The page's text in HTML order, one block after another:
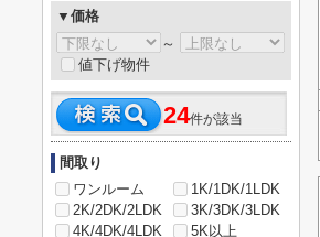
▼価格
～
値下げ物件
24件が該当
間取り
ワンルーム
1K/1DK/1LDK
2K/2DK/2LDK
3K/3DK/3LDK
4K/4DK/4LDK
5K以上